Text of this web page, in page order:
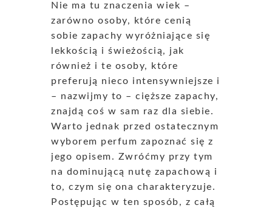
Nie ma tu znaczenia wiek –
zarówno osoby, które cenią
sobie zapachy wyróżniające się
lekkością i świeżością, jak
również i te osoby, które
preferują nieco intensywniejsze i
– nazwijmy to – cięższe zapachy,
znajdą coś w sam raz dla siebie.
Warto jednak przed ostatecznym
wyborem perfum zapoznać się z
jego opisem. Zwróćmy przy tym
na dominującą nutę zapachową i
to, czym się ona charakteryzuje.
Postępując w ten sposób, z całą